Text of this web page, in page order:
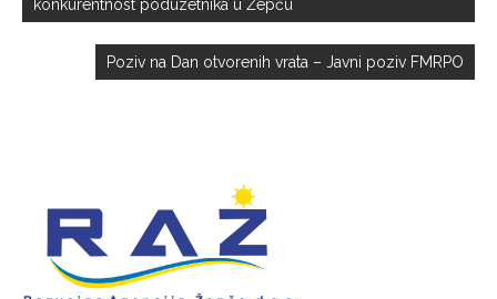
konkurentnost poduzetnika u Žepču
Poziv na Dan otvorenih vrata – Javni poziv FMRPO